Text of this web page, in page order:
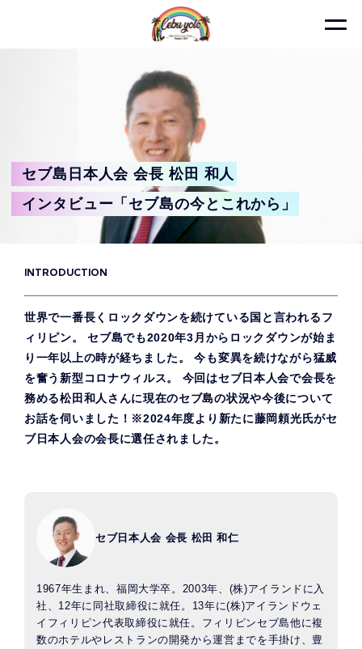
セブ島日本人会 会長 松田 和人
インタビュー「セブ島の今とこれから」
INTRODUCTION
世界で一番長くロックダウンを続けている国と言われるフ
ィリピン。 セブ島でも2020年3月からロックダウンが始ま
り一年以上の時が経ちました。 今も変異を続けながら猛威
を奮う新型コロナウィルス。 今回はセブ日本人会で会長を
務める松田和人さんに現在のセブ島の状況や今後について
お話を伺いました！※2024年度より新たに藤岡頼光氏がセ
ブ日本人会の会長に選任されました。
セブ日本人会 会長 松田 和仁
1967年生まれ、福岡大学卒。2003年、(株)アイランドに入
社、12年に同社取締役に就任。13年に(株)アイランドウェ
イフィリピン代表取締役に就任。フィリピンセブ島他に複
数のホテルやレストランの開発から運営までを手掛け、豊